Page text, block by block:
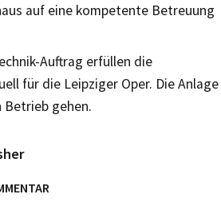
auf eine kompetente Betreuung
Auftrag erfüllen die
für die Leipziger Oper. Die Anlage
Betrieb gehen.